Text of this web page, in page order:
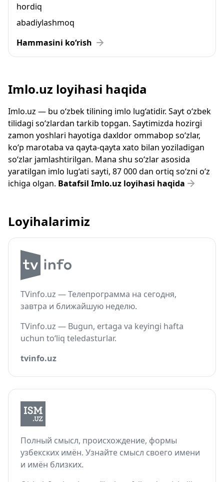
hordiq
abadiylashmoq
Hammasini ko‘rish
Imlo.uz loyihasi haqida
Imlo.uz — bu o‘zbek tilining imlo lug‘atidir. Sayt o‘zbek
tilidagi so‘zlardan tarkib topgan. Saytimizda hozirgi
zamon yoshlari hayotiga daxldor ommabop so‘zlar,
ko‘p marotaba va qayta-qayta xato bilan yoziladigan
so‘zlar jamlashtirilgan. Mana shu so‘zlar asosida
yaratilgan imlo lug‘ati sayti, 87 000 dan ortiq so‘zni o‘z
ichiga olgan. Batafsil Imlo.uz loyihasi haqida
Loyihalarimiz
TVinfo.uz — Телепрограмма на сегодня,
завтра и ближайшую неделю.
TVinfo.uz — Bugun, ertaga va keyingi hafta
uchun to‘liq teledasturlar.
tvinfo.uz
Полный смысл, происхождение, формы
узбекских имён. Узнайте смысл своего имени
и имён близких.